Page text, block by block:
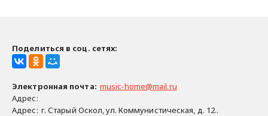
Поделиться в соц. сетях:
Электронная почта: music-home@mail.ru
Адрес:
Адрес: г. Старый Оскол, ул. Коммунистическая, д. 12..